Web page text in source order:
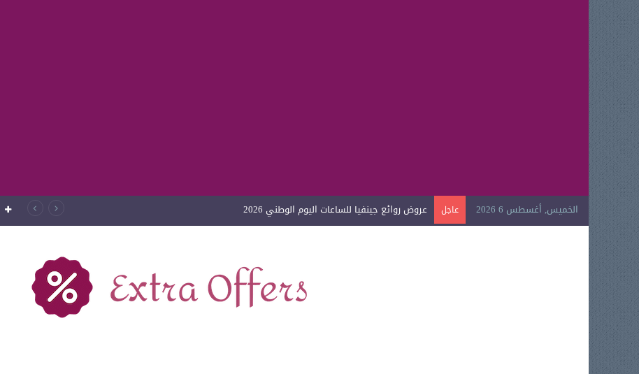
الخميس, أغسطس 6 2026 عاجل عروض روائع جينفيا للساعات اليوم الوطني 2026